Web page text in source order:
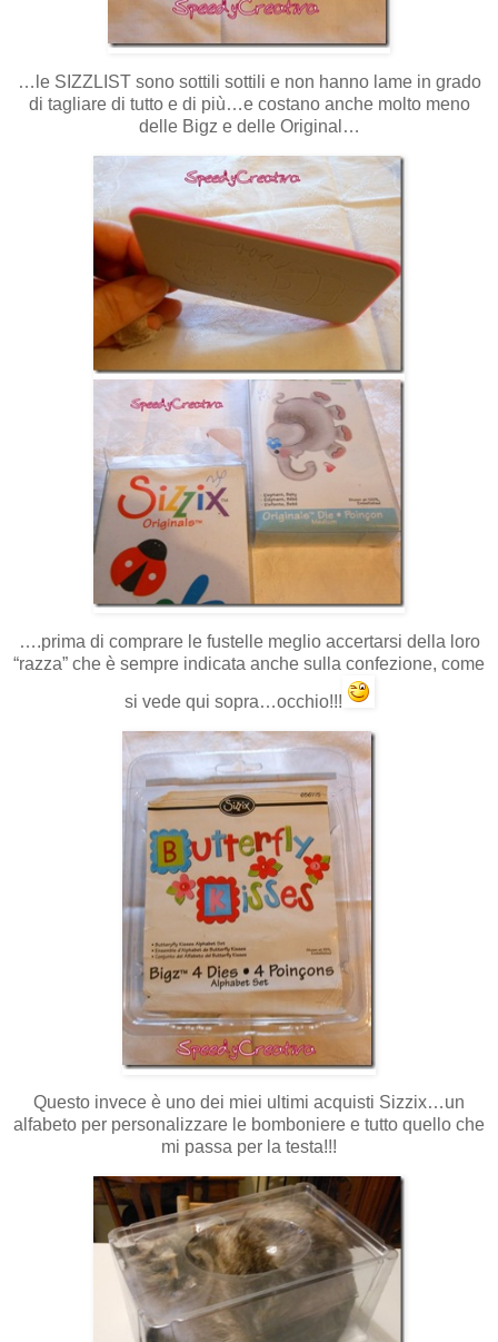
…le SIZZLIST sono sottili sottili e non hanno lame in grado
di tagliare di tutto e di più…e costano anche molto meno
delle Bigz e delle Original…
….prima di comprare le fustelle meglio accertarsi della loro
“razza” che è sempre indicata anche sulla confezione, come
si vede qui sopra…occhio!!!
Questo invece è uno dei miei ultimi acquisti Sizzix…un
alfabeto per personalizzare le bomboniere e tutto quello che
mi passa per la testa!!!